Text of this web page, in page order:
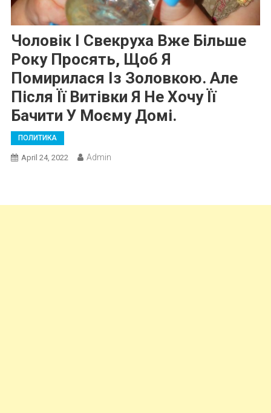
Чоловік І Свекруха Вже Більше
Року Просять, Щоб Я
Помирилася Із Золовкою. Але
Після Її Витівки Я Не Хочу Її
Бачити У Моєму Домі.
ПОЛИТИКА
April 24, 2022 Admin